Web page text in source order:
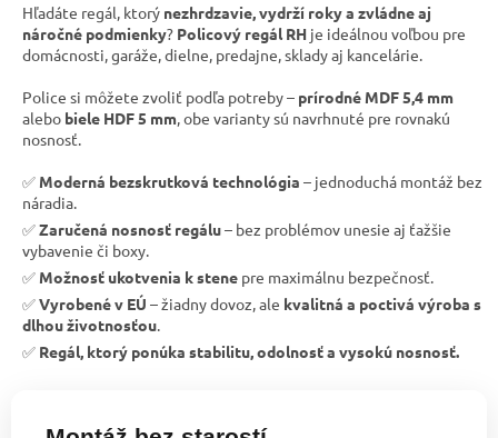
Hľadáte regál, ktorý nezhrdzavie, vydrží roky a zvládne aj
náročné podmienky? Policový regál RH je ideálnou voľbou pre
domácnosti, garáže, dielne, predajne, sklady aj kancelárie.
Police si môžete zvoliť podľa potreby – prírodné MDF 5,4 mm
alebo biele HDF 5 mm , obe varianty sú navrhnuté pre rovnakú
nosnosť.
✅ Moderná bezskrutková technológia – jednoduchá montáž bez
náradia.
✅Zaručená nosnosť regálu– bez problémov unesie aj ťažšie
vybavenie či boxy.
✅ Možnosť ukotvenia k stene pre maximálnu bezpečnosť.
✅Vyrobené v EÚ – žiadny dovoz, ale kvalitná a poctivá výroba s
dlhou životnosťou
✅ Regál, ktorý ponúka stabilitu, odolnosť a vysokú nosnosť.